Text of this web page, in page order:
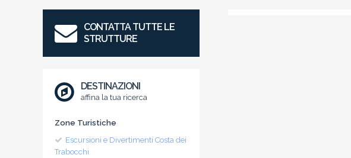
CONTATTA TUTTE LE
STRUTTURE
DESTINAZIONI
affina la tua ricerca
Zone Turistiche
Escursioni e Divertimenti Costa dei
Trabocchi